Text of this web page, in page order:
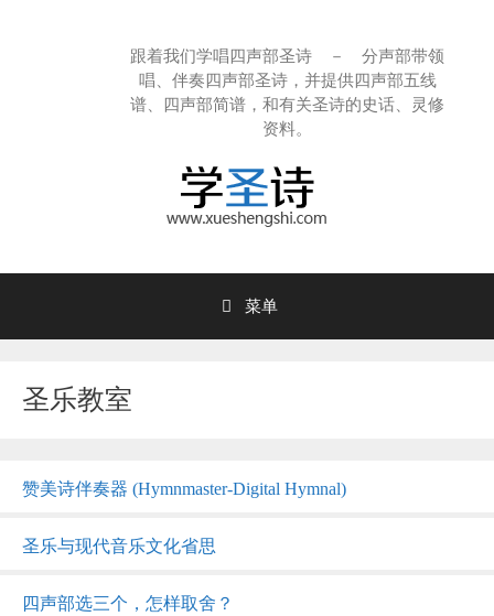
跟着我们学唱四声部圣诗 － 分声部带领
唱、伴奏四声部圣诗，并提供四声部五线
谱、四声部简谱，和有关圣诗的史话、灵修
资料。
菜单
圣乐教室
赞美诗伴奏器 (Hymnmaster-Digital Hymnal)
圣乐与现代音乐文化省思
四声部选三个，怎样取舍？